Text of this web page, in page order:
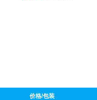
价格/包装